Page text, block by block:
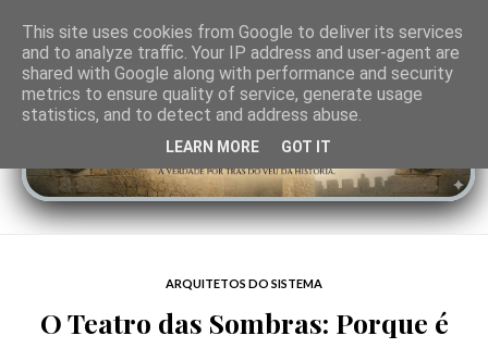
ARQUITETOS DO SISTEMA
O Teatro das Sombras: Porque é
This site uses cookies from Google to deliver its services
and to analyze traffic. Your IP address and user-agent are
shared with Google along with performance and security
metrics to ensure quality of service, generate usage
statistics, and to detect and address abuse.
LEARN MORE GOT IT